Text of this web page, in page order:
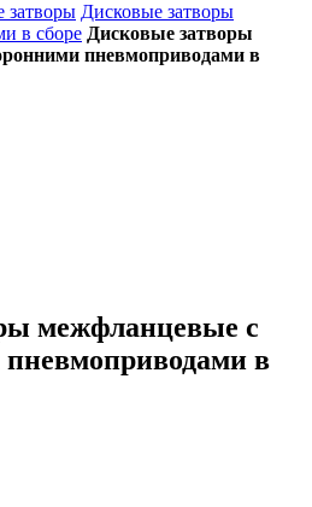
затворы Дисковые затворы
в сборе Дисковые затворы
пневмоприводами в
межфланцевые c
пневмоприводами в